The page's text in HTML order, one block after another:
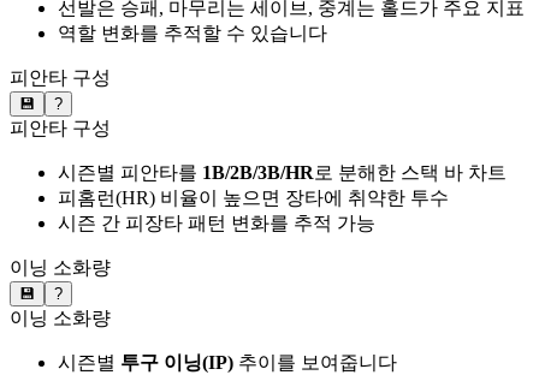
선발은 승패, 마무리는 세이브, 중계는 홀드가 주요 지표
역할 변화를 추적할 수 있습니다
피안타 구성
💾 ?
피안타 구성
시즌별 피안타를 1B/2B/3B/HR로 분해한 스택 바 차트
피홈런(HR) 비율이 높으면 장타에 취약한 투수
시즌 간 피장타 패턴 변화를 추적 가능
이닝 소화량
💾 ?
이닝 소화량
시즌별 투구 이닝(IP) 추이를 보여줍니다